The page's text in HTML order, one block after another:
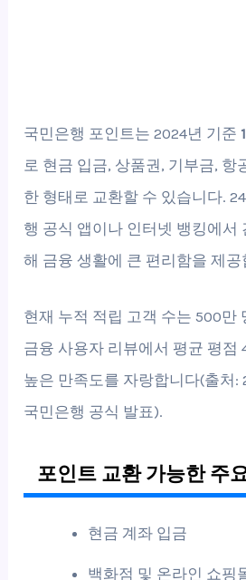
국민은행 포인트는 2024년 기준
로 현금 입금, 상품권, 기부금, 항
한 형태로 교환할 수 있습니다.
행 공식 앱이나 인터넷 뱅킹에서
해 금융 생활에 큰 편리함을 제공
현재 누적 적립 고객 수는 500만
금융 사용자 리뷰에서 평균 평점
높은 만족도를 자랑합니다(출처:
국민은행 공식 발표).
포인트 교환 가능한 주
현금 계좌 입금
백화점 및 온라인 쇼핑